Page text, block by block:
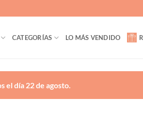
CATEGORÍAS LO MÁS VENDIDO
el día 22 de agosto.